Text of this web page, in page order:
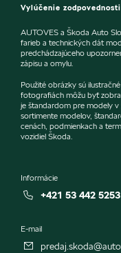
Vylúčenie zodpovednosti
AUTOVES a Škoda Auto
farieb a technických dát
predchádzajúceho
zápisu a omylu.
Použité obrázky sú
fotografiách môžu byť
je štandardom pre modely v
sortimente modelov,
cenách, podmienkach a
vozidiel Škoda.
Informácie
+421 53 442 5253
E-mail